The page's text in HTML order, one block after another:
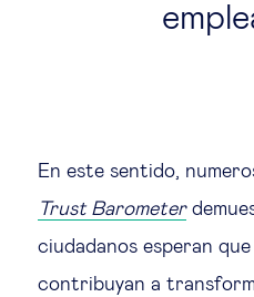
En este sentido,
Trust Barometer
ciudadanos esperan
contribuyan a